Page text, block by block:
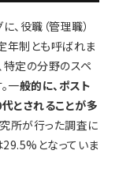
、役職（管理職）
年制とも呼ばれま
特定の分野のスペ
一般的に、ポスト
とされることが多
所が行った調査に
となっていま